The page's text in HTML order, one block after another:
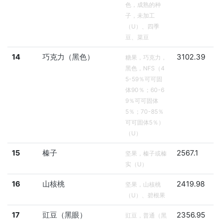
色，成熟的种
子，未加工
（U）、四季
豆、菜豆
14 巧克力（黑色）
糖果，巧克力，
黑色，NFS（4
5-59％可可固
体90％；60-6
9％可可固体
5％；70-85％
可可固体5％）
（U）
3102.39
15 榛子
坚果，榛子或榛
实（U）
2567.1
16 山核桃
坚果，山核桃
（U）、碧根果
2419.98
17 豇豆（黑眼）
豇豆，普通（黑
2356.95